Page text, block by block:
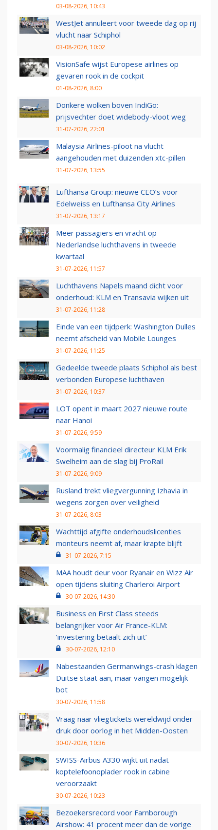
03-08-2026, 10:43
WestJet annuleert voor tweede dag op rij
vlucht naar Schiphol
03-08-2026, 10:02
VisionSafe wijst Europese airlines op
gevaren rook in de cockpit
01-08-2026, 8:00
Donkere wolken boven IndiGo:
prijsvechter doet widebody-vloot weg
31-07-2026, 22:01
Malaysia Airlines-piloot na vlucht
aangehouden met duizenden xtc-pillen
31-07-2026, 13:55
Lufthansa Group: nieuwe CEO’s voor
Edelweiss en Lufthansa City Airlines
31-07-2026, 13:17
Meer passagiers en vracht op
Nederlandse luchthavens in tweede
kwartaal
31-07-2026, 11:57
Luchthavens Napels maand dicht voor
onderhoud: KLM en Transavia wijken uit
31-07-2026, 11:28
Einde van een tijdperk: Washington Dulles
neemt afscheid van Mobile Lounges
31-07-2026, 11:25
Gedeelde tweede plaats Schiphol als best
verbonden Europese luchthaven
31-07-2026, 10:37
LOT opent in maart 2027 nieuwe route
naar Hanoi
31-07-2026, 9:59
Voormalig financieel directeur KLM Erik
Swelheim aan de slag bij ProRail
31-07-2026, 9:09
Rusland trekt vliegvergunning Izhavia in
wegens zorgen over veiligheid
31-07-2026, 8:03
Wachttijd afgifte onderhoudslicenties
monteurs neemt af, maar krapte blijft
31-07-2026, 7:15
MAA houdt deur voor Ryanair en Wizz Air
open tijdens sluiting Charleroi Airport
30-07-2026, 14:30
Business en First Class steeds
belangrijker voor Air France-KLM:
‘investering betaalt zich uit’
30-07-2026, 12:10
Nabestaanden Germanwings-crash klagen
Duitse staat aan, maar vangen mogelijk
bot
30-07-2026, 11:58
Vraag naar vliegtickets wereldwijd onder
druk door oorlog in het Midden-Oosten
30-07-2026, 10:36
SWISS-Airbus A330 wijkt uit nadat
koptelefoonoplader rook in cabine
veroorzaakt
30-07-2026, 10:23
Bezoekersrecord voor Farnborough
Airshow: 41 procent meer dan de vorige